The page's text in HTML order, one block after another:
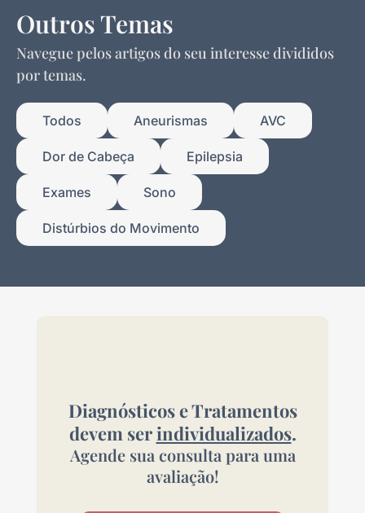
Outros Temas
Navegue pelos artigos do seu interesse divididos
por temas.
Todos Aneurismas AVC
Dor de Cabeça Epilepsia
Exames Sono
Distúrbios do Movimento
Diagnósticos e Tratamentos
devem serindividualizados.
Agende sua consulta para uma
avaliação!